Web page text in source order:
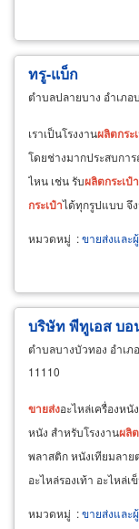
ทรู-แบ็ก
ตำบลปลายบาง อำเภ
เราเป็นโรงงานผลิตกระ
โดยช่างมากประสบกา
ไหน เช่น รับผลิตกระเป๋า
กระเป๋าได้ทุกรูปแบบ จึ
หมวดหมู่ :ขายส่งและ
บริษัท พีทูเอส บอ
ตำบลบางบัวทอง อำเ
11110
ขายส่งอะไหล่เครื่องห
หนัง สำหรับโรงงานผลิต
พลาสติก หนังเทียมลาย
อะไหล่รองเท้า อะไห
หมวดหมู่ :ขายส่งและ